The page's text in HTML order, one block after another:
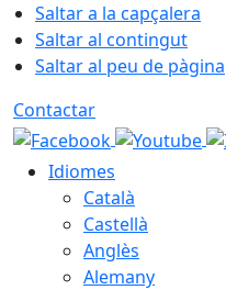
Saltar a la capçalera
Saltar al contingut
Saltar al peu de pàgina
Contactar
Idiomes
Català
Castellà
Anglès
Alemany